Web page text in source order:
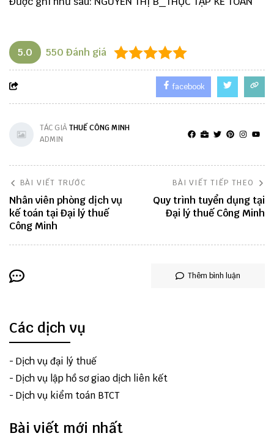
5.0 550 Đánh giá
facebook
TÁC GIẢTHUẾ CÔNG MINH
ADMIN
BÀI VIẾT TRƯỚC
Nhân viên phòng dịch vụ
kế toán tại Đại lý thuế
Công Minh
BÀI VIẾT TIẾP THEO
Quy trình tuyển dụng tại
Đại lý thuế Công Minh
Thêm bình luận
Các dịch vụ
- Dịch vụ đại lý thuế
- Dịch vụ lập hồ sơ giao dịch liên kết
- Dịch vụ kiểm toán BTCT
Bài viết mới nhất